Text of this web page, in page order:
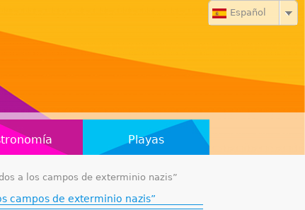
Español
Playas
a los campos de exterminio nazis”
campos de exterminio nazis”